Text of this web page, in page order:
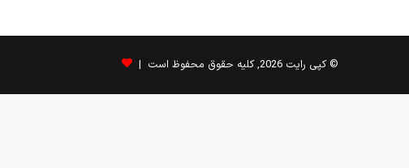
© کپی رایت 2026, کلیه حقوق محفوظ است |